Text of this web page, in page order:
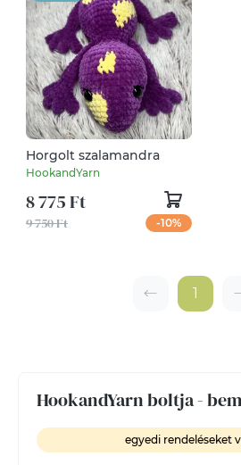
HookandYarn boltja -
egyedi rendeléseket
Horgolt szalamandra
HookandYarn
8 775 Ft
9 750 Ft -10%
1